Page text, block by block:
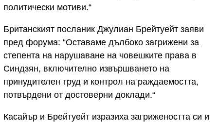
политически мотиви.“
Британският посланик Джулиан Брейтуейт заяви
пред форума: “Оставаме дълбоко загрижени за
степента на нарушаване на човешките права в
Синдзян, включително извършването на
принудителен труд и контрол на раждаемостта,
потвърдени от достоверни доклади.“
Касайър и Брейтуейт изразиха загрижеността си и